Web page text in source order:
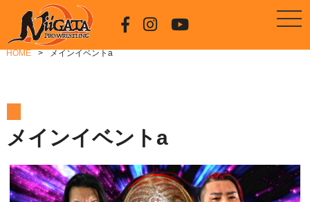
HOME メインイベントa
メインイベントa